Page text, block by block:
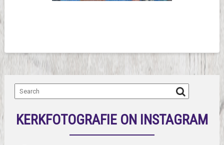
KERKFOTOGRAFIE ON INSTAGRAM